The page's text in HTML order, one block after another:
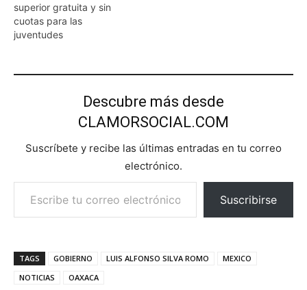
superior gratuita y sin
cuotas para las
juventudes
Descubre más desde
CLAMORSOCIAL.COM
Suscríbete y recibe las últimas entradas en tu correo
electrónico.
Escribe tu correo electrónico…
Suscribirse
TAGS GOBIERNO LUIS ALFONSO SILVA ROMO
MEXICO
NOTICIAS
OAXACA